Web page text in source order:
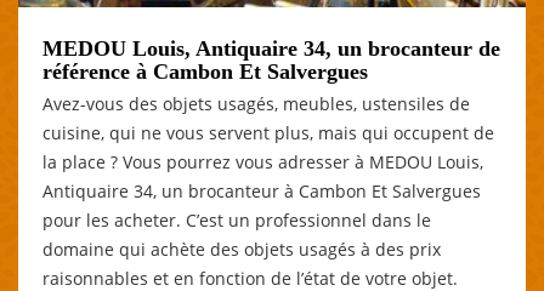
MEDOU Louis, Antiquaire 34, un brocanteur de
référence à Cambon Et Salvergues
Avez-vous des objets usagés, meubles, ustensiles de
cuisine, qui ne vous servent plus, mais qui occupent de
la place ? Vous pourrez vous adresser à MEDOU Louis,
Antiquaire 34, un brocanteur à Cambon Et Salvergues
pour les acheter. C’est un professionnel dans le
domaine qui achète des objets usagés à des prix
raisonnables et en fonction de l’état de votre objet.